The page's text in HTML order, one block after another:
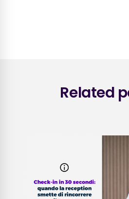
Related